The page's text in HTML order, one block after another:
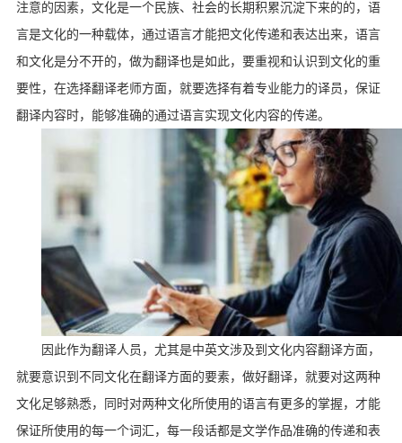
注意的因素，文化是一个民族、社会的长期积累沉淀下来的的，语
言是文化的一种载体，通过语言才能把文化传递和表达出来，语言
和文化是分不开的，做为翻译也是如此，要重视和认识到文化的重
要性，在选择翻译老师方面，就要选择有着专业能力的译员，保证
翻译内容时，能够准确的通过语言实现文化内容的传递。
因此作为翻译人员，尤其是中英文涉及到文化内容翻译方面，
就要意识到不同文化在翻译方面的要素，做好翻译，就要对这两种
文化足够熟悉，同时对两种文化所使用的语言有更多的掌握，才能
保证所使用的每一个词汇，每一段话都是文学作品准确的传递和表